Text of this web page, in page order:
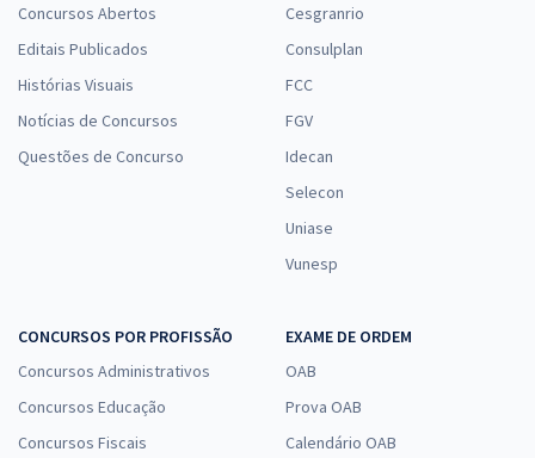
Concursos Abertos
Editais Publicados
Histórias Visuais
Notícias de Concursos
Questões de Concurso
Cesgranrio
Consulplan
FCC
FGV
Idecan
Selecon
Uniase
Vunesp
CONCURSOS POR PROFISSÃO
Concursos Administrativos
Concursos Educação
Concursos Fiscais
EXAME DE ORDEM
OAB
Prova OAB
Calendário OAB